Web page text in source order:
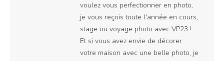
voulez vous perfectionner en photo,
je vous reçois toute l'année en cours,
stage ou voyage photo avec VP23 !
Et si vous avez envie de décorer
votre maison avec une belle photo, je